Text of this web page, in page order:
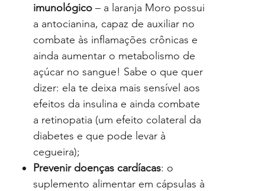
imunológico– a laranja Moro possui
a antocianina, capaz de auxiliar no
combate às inflamações crônicas e
ainda aumentar o metabolismo de
açúcar no sangue! Sabe o que quer
dizer: ela te deixa mais sensível aos
efeitos da insulina e ainda combate
a retinopatia (um efeito colateral da
diabetes e que pode levar à
cegueira);
Prevenir doenças cardíacas: o
suplemento alimentar em cápsulas à